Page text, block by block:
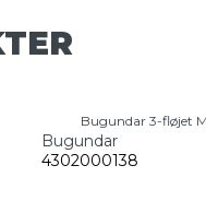
Bugundar 3-fløjet
Bugundar
4302000138